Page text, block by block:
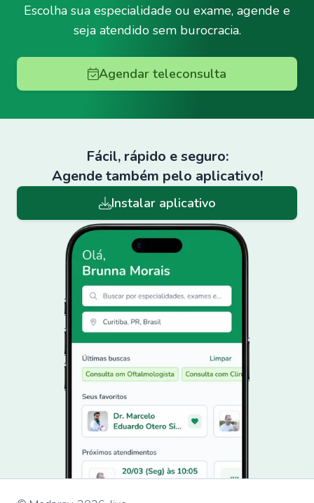
Escolha sua especialidade ou exame, agende e
seja atendido sem burocracia.
Agendar teleconsulta
Fácil, rápido e seguro:
Agende também pelo aplicativo!
Instalar aplicativo